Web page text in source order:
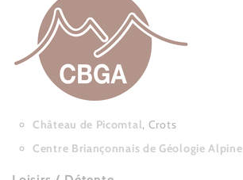
Château de Picomtal, Crots
Centre Briançonnais de Géologie Alpine